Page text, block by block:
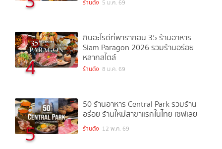
ร้านดัง 5 ม.ค. 69
4
กินอะไรดีที่พารากอน 35 ร้านอาหาร
Siam Paragon 2026 รวมร้านอร่อย
หลากสไตล์
ร้านดัง 8 ม.ค. 69
5
50 ร้านอาหาร Central Park รวมร้าน
อร่อย ร้านใหม่สาขาแรกในไทย เซฟเลย
ร้านดัง 12 พ.ค. 69